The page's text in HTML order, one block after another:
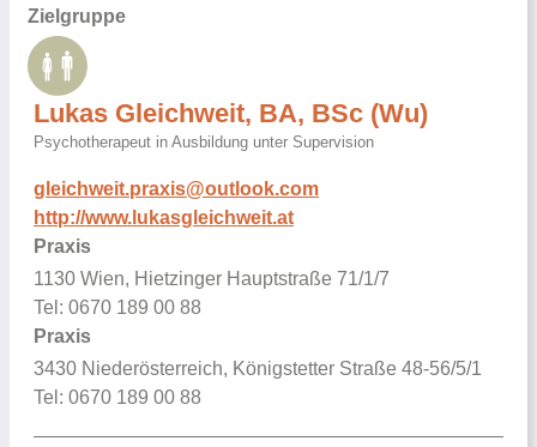
Zielgruppe
Lukas Gleichweit, BA, BSc (Wu)
Psychotherapeut in Ausbildung unter Supervision
gleichweit.praxis@outlook.com
http://www.lukasgleichweit.at
Praxis
1130 Wien, Hietzinger Hauptstraße 71/1/7
Tel: 0670 189 00 88
Praxis
3430 Niederösterreich, Königstetter Straße 48-56/5/1
Tel: 0670 189 00 88